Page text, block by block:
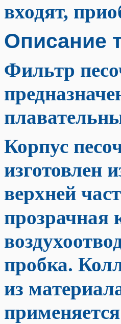
входят,
Описание
Фильтр
Корпус
изготовлен
верхней
прозрачная
пробка.
из